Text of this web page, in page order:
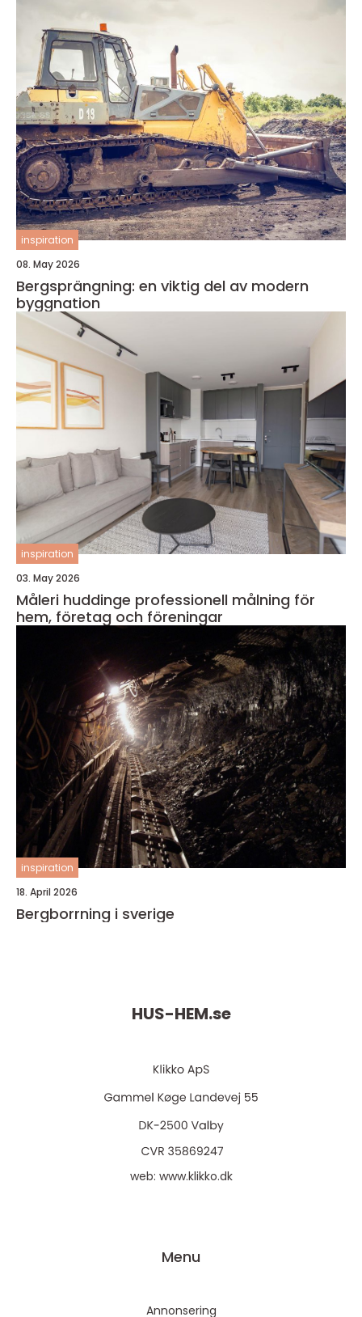
inspiration
08. May 2026
Bergsprängning: en viktig del av modern
byggnation
inspiration
03. May 2026
Måleri huddinge professionell målning för
hem, företag och föreningar
inspiration
18. April 2026
Bergborrning i sverige
HUS-HEM.se
web: www.klikko.dk
Menu
Annonsering